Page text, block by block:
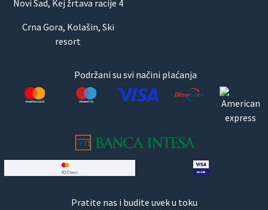
Novi Sad, Kej žrtava racije 4
Crna Gora, Kolašin, Ski
resort
Podržani su svi načini plaćanja
Pratite nas i budite uvek u toku